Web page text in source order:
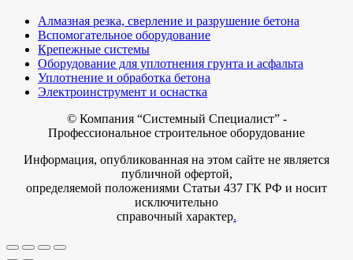
Алмазная резка, сверление и разрушение бетона
Вспомогательное оборудование
Крепежные системы
Оборудование для уплотнения грунта и асфальта
Уплотнение и обработка бетона
Электроинструмент и оснастка
© Компания “Системный Специалист” -
Профессиональное строительное оборудование
Информация, опубликованная на этом сайте не является
публичной офертой,
определяемой положениями Статьи 437 ГК РФ и носит
исключительно
справочный характер.